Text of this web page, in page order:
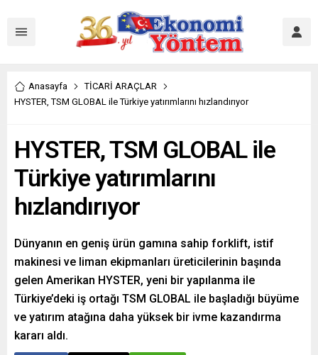
Anasayfa
TİCARİ ARAÇLAR
HYSTER, TSM GLOBAL ile Türkiye yatırımlarını hızlandırıyor
HYSTER, TSM GLOBAL ile
Türkiye yatırımlarını
hızlandırıyor
Dünyanın en geniş ürün gamına sahip forklift, istif
makinesi ve liman ekipmanları üreticilerinin başında
gelen Amerikan HYSTER, yeni bir yapılanma ile
Türkiye’deki iş ortağı TSM GLOBAL ile başladığı büyüme
ve yatırım atağına daha yüksek bir ivme kazandırma
kararı aldı.